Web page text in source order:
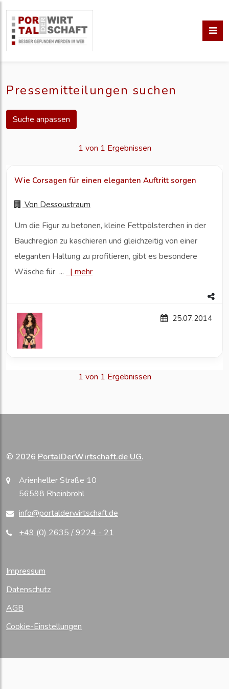
Pressemitteilungen suchen
Suche anpassen
1 von 1 Ergebnissen
Wie Corsagen für einen eleganten Auftritt sorgen
Von Dessoustraum
Um die Figur zu betonen, kleine Fettpölsterchen in der
Bauchregion zu kaschieren und gleichzeitig von einer
eleganten Haltung zu profitieren, gibt es besondere
Wäsche für ...
| mehr
25.07.2014
1 von 1 Ergebnissen
© 2026 PortalDerWirtschaft.de UG.
Arienheller Straße 10
56598 Rheinbrohl
info@portalderwirtschaft.de
+49 (0) 2635 / 9224 - 21
Impressum
Datenschutz
AGB
Cookie-Einstellungen